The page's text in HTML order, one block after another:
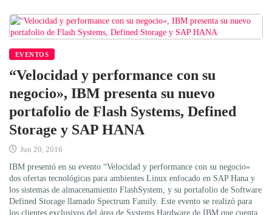
EVENTOS
“Velocidad y performance con su
negocio», IBM presenta su nuevo
portafolio de Flash Systems, Defined
Storage y SAP HANA
Jun 20, 2016
IBM presentó en su evento “Velocidad y performance con su negocio»
dos ofertas tecnológicas para ambientes Linux enfocado en SAP Hana y
los sistemas de almacenamiento FlashSystem, y su portafolio de Software
Defined Storage llamado Spectrum Family. Este evento se realizó para
los clientes exclusivos del área de Systems Hardware de IBM que cuenta